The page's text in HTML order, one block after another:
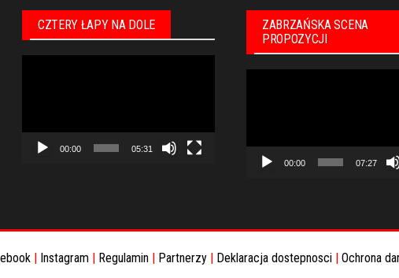
CZTERY ŁAPY NA DOLE
00:00 05:31
ZABRZAŃSKA SCENA
PROPOZYCJI
00:00 07:27
| Instagram | Regulamin | Partnerzy | Deklaracja dostepnosci | Ochrona